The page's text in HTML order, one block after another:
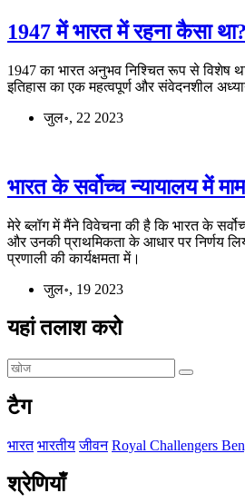
1947 में भारत में रहना कैसा था?
1947 का भारत अनुभव निश्चित रूप से विशेष
इतिहास का एक महत्वपूर्ण और संवेदनशील
जुल॰, 22 2023
भारत के सर्वोच्च न्यायालय में
मेरे ब्लॉग में मैंने विवेचना की है कि भारत के
और उनकी प्राथमिकता के आधार पर निर्णय
प्रणाली की कार्यक्षमता में।
जुल॰, 19 2023
यहां तलाश करो
टैग
भारत भारतीय जीवन Royal Challengers
श्रेणियाँ